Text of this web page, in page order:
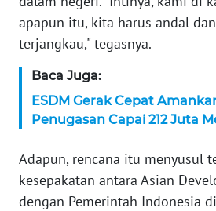
apapun itu, kita harus andal
terjangkau," tegasnya.
Baca Juga:
ESDM Gerak Cepat
Penugasan Capai 212 Juta
Adapun, rencana itu menyusul
kesepakatan antara Asian
dengan Pemerintah Indonesia
RIAU
WN
WN
JAMBI
WN
SULTRA